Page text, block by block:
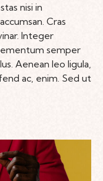
nisi in
Cras
Integer
semper
Aenean leo ligula,
ac, enim. Sed ut